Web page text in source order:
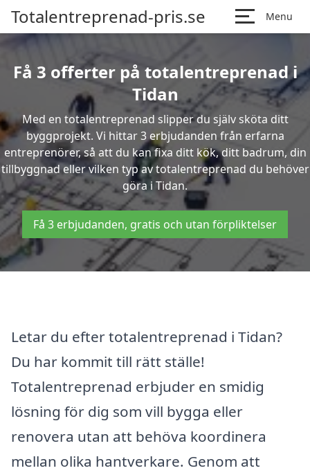
Totalentreprenad-pris.se Menu
Få 3 offerter på totalentreprenad i
Tidan
Med en totalentreprenad slipper du själv sköta ditt
byggprojekt. Vi hittar 3 erbjudanden från erfarna
entreprenörer, så att du kan fixa ditt kök, ditt badrum, din
tillbyggnad eller vilken typ av totalentreprenad du behöver
göra i Tidan.
Få 3 erbjudanden, gratis och utan förpliktelser
Letar du efter totalentreprenad i Tidan?
Du har kommit till rätt ställe!
Totalentreprenad erbjuder en smidig
lösning för dig som vill bygga eller
renovera utan att behöva koordinera
mellan olika hantverkare. Genom att